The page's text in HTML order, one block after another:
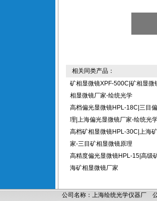
相关同类产品：
矿相显微镜XPF-500C|矿相显微
相显微镜厂家-绘统光学
高档偏光显微镜HPL-18C|三目
理|上海偏光显微镜厂家-绘统光
高档矿相显微镜HPL-30C|上海
家-三目矿相显微镜原理
高精度偏光显微镜HPL-15|高级
海矿相显微镜厂家
公司名称：上海绘统光学仪器厂